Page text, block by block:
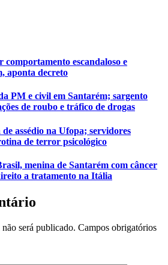
comportamento escandaloso e
aponta decreto
PM e civil em Santarém; sargento
de roubo e tráfico de drogas
assédio na Ufopa; servidores
de terror psicológico
menina de Santarém com câncer
a tratamento na Itália
será publicado. Campos obrigatórios